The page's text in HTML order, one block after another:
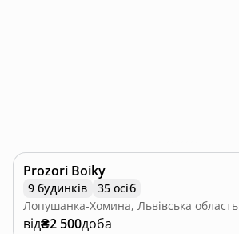
Prozori Boiky
9 будинків
35 осіб
Лопушанка-Хомина, Львівська область
від₴2 500доба